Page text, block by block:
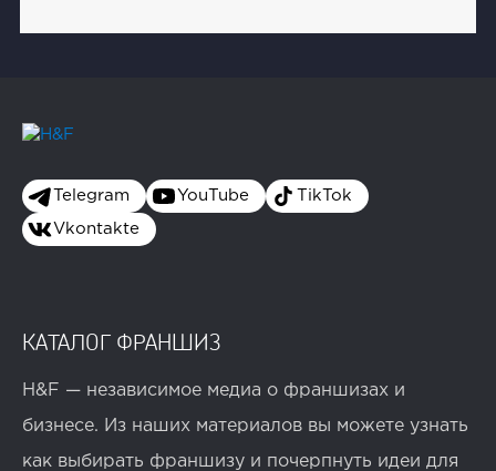
Telegram YouTube TikTok
Vkontakte
КАТАЛОГ ФРАНШИЗ
H&F — независимое медиа о франшизах и
бизнесе. Из наших материалов вы можете узнать
как выбирать франшизу и почерпнуть идеи для